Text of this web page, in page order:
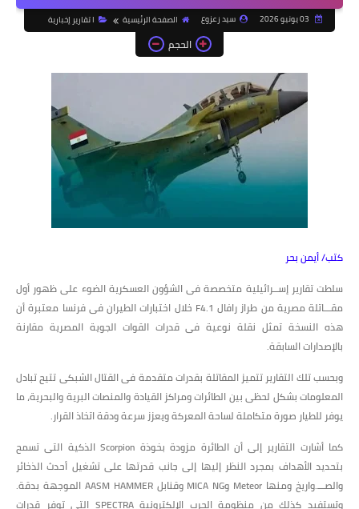
سيد زعزوع الصفحة الرئيسية ا تقارير إخبارية
الحجم
كتب/ أيمن بحر
سلطت تقارير إســرائيلية متخصصة فى الشؤون العسكرية الضوء على ظهور أول
مقـــاتلة مصرية من طراز رافال F4.1 خلال اختبارات الطيران فى فرنسا معتبرة أن
هذه النسخة تمثل نقلة نوعية فى قدرات القوات الجوية المصرية مقارنة
بالإصدارات السابقة.
وبحسب تلك التقارير تتميز المقاتلة بقدرات متقدمة فى القتال الشبكى تتيح تبادل
المعلومات بشكل لحظى بين الطائرات ومراكز القيادة والمنصات البرية والبحرية، ما
يوفر للطيار صورة متكاملة لساحة المعركة ويعزز سرعة ودقة اتخاذ القرار.
كما أشارت التقارير إلى أن الطائرة مزودة بخوذة Scorpion الذكية التى تسمح
بتحديد الأهداف بمجرد النظر إليها إلى جانب قدرتها على تشغيل أحدث الذخائر
والصـــ.واريخ ومنها Meteor وMICA NG وقنابل AASM HAMMER الموجهة بدقة.
وتستفيد كذلك من منظومة الحرب الإلكترونية SPECTRA التى توفر قدرات